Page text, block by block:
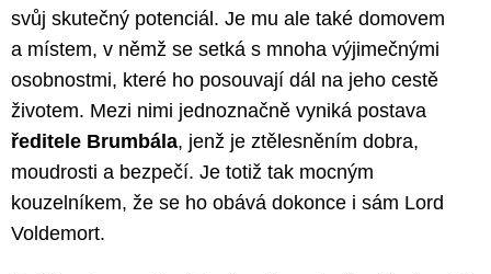
svůj skutečný potenciál. Je mu ale také domovem
a místem, v němž se setká s mnoha výjimečnými
osobnostmi, které ho posouvají dál na jeho cestě
životem. Mezi nimi jednoznačně vyniká postava
ředitele Brumbála, jenž je ztělesněním dobra,
moudrosti a bezpečí. Je totiž tak mocným
kouzelníkem, že se ho obává dokonce i sám Lord
Voldemort.